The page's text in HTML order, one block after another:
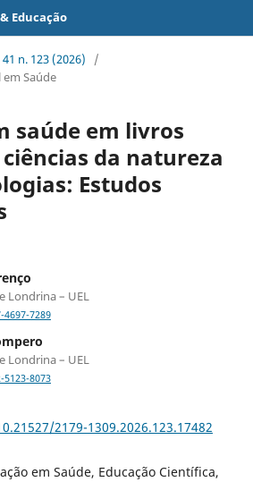
Educação
41 n. 123 (2026)
/
Saúde
saúde em livros
da natureza
Estudos
Londrina – UEL
7289
Londrina – UEL
8073
2179-1309.2026.123.17482
em Saúde, Educação Científica,